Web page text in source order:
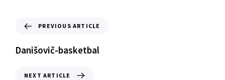
PREVIOUS ARTICLE
Danišovič-basketbal
NEXT ARTICLE